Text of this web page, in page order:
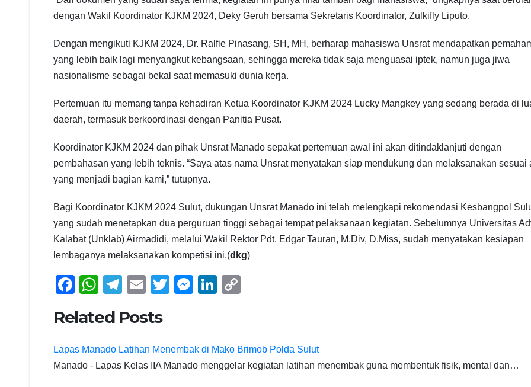
dengan Wakil Koordinator KJKM 2024, Deky Geruh bersama Sekretaris Koordinator, Zulkifly Liputo.
Dengan mengikuti KJKM 2024, Dr. Ralfie Pinasang, SH, MH, berharap mahasiswa Unsrat mendapatkan
yang lebih baik lagi menyangkut kebangsaan, sehingga mereka tidak saja menguasai iptek, namun juga jiwa
nasionalisme sebagai bekal saat memasuki dunia kerja.
Pertemuan itu memang tanpa kehadiran Ketua Koordinator KJKM 2024 Lucky Mangkey yang sedang berada di
daerah, termasuk berkoordinasi dengan Panitia Pusat.
Koordinator KJKM 2024 dan pihak Unsrat Manado sepakat pertemuan awal ini akan ditindaklanjuti dengan
pembahasan yang lebih teknis. “Saya atas nama Unsrat menyatakan siap mendukung dan melaksanakan sesuai
yang menjadi bagian kami,” tutupnya.
Bagi Koordinator KJKM 2024 Sulut, dukungan Unsrat Manado ini telah melengkapi rekomendasi Kesbangpol
yang sudah menetapkan dua perguruan tinggi sebagai tempat pelaksanaan kegiatan. Sebelumnya Universitas
Kalabat (Unklab) Airmadidi, melalui Wakil Rektor Pdt. Edgar Tauran, M.Div, D.Miss, sudah menyatakan kesiapan
lembaganya melaksanakan kompetisi ini.(dkg)
F
c
e
b
W
at
s
A
T
e
gr
a
E
ail
T
er
M
e
n
Li
e
dI
y
Li
Related Posts
Lapas Manado Latihan Menembak di Mako Brimob Polda Sulut
Manado - Lapas Kelas IIA Manado menggelar kegiatan latihan menembak guna membentuk fisik, mental dan…